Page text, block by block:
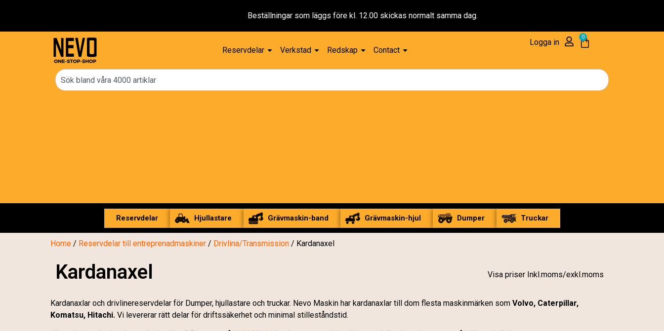
Beställningar som läggs före kl. 12.00 skickas normalt samma dag.
Reservdelar Verkstad Redskap Contact
Logga in
0
Reservdelar Hjullastare Grävmaskin-band Grävmaskin-hjul Dumper Truckar
Home / Reservdelar till entreprenadmaskiner / Drivlina/Transmission / Kardanaxel
Kardanaxel Visa priser Inkl.moms/exkl.moms
Kardanaxlar och drivlinereservdelar för Dumper, hjullastare och truckar. Nevo Maskin har kardanaxlar till dom flesta maskinmärken som Volvo, Caterpillar,
Komatsu, Hitachi. Vi levererar rätt delar för driftssäkerhet och minimal stilleståndstid.